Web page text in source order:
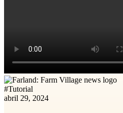
#Tutorial
abril 29, 2024